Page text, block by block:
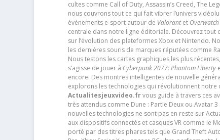
cultes comme Call of Duty, Assassin’s Creed, The
nous couvrons tout ce qui fait vibrer l’univers
événements e-sport autour de Valorantet
centrale dans notre ligne éditoriale. Découvrez tout
sur l’évolution des plateformes Xbox et Nintendo.
les dernières souris de marques réputées comme
Nous testons les cartes graphiques les plus
s’agisse de jouer à Cyberpunk 2077: Phantom Liberty
encore. Des montres intelligentes de nouvelle
explorons les technologies qui révolutionnent notre
Actualitesjeuxvideo.frvous guide à travers ces
très attendus comme Dune : Partie Deux ou Avatar
nouvelles technologies ne sont pas en reste sur
aux dispositifs connectés et casques VR comme le
porté par des titres phares tels que Grand Theft